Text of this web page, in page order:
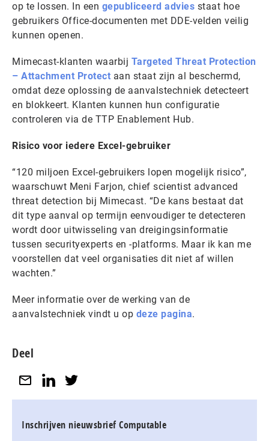
op te lossen. In een gepubliceerd advies staat hoe
gebruikers Office-documenten met DDE-velden veilig
kunnen openen.
Mimecast-klanten waarbij Targeted Threat Protection
– Attachment Protect aan staat zijn al beschermd,
omdat deze oplossing de aanvalstechniek detecteert
en blokkeert. Klanten kunnen hun configuratie
controleren via de TTP Enablement Hub.
Risico voor iedere Excel-gebruiker
“120 miljoen Excel-gebruikers lopen mogelijk risico”,
waarschuwt Meni Farjon, chief scientist advanced
threat detection bij Mimecast. “De kans bestaat dat
dit type aanval op termijn eenvoudiger te detecteren
wordt door uitwisseling van dreigingsinformatie
tussen securityexperts en -platforms. Maar ik kan me
voorstellen dat veel organisaties dit niet af willen
wachten.”
Meer informatie over de werking van de
aanvalstechniek vindt u op deze pagina.
Deel
Inschrijven nieuwsbrief Computable